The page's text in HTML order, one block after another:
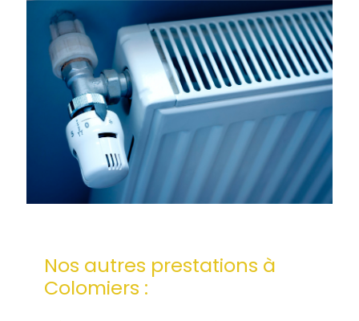
Nos autres prestations à
Colomiers :